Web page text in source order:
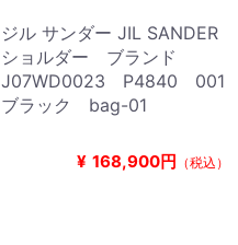
ジル サンダー JIL SANDER
ショルダー ブランド
J07WD0023 P4840 001
ブラック bag-01
¥ 168,900円 （税込）